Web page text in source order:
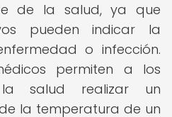
de la salud, ya que
pueden indicar la
o infección.
permiten a los
la salud realizar un
la temperatura de un